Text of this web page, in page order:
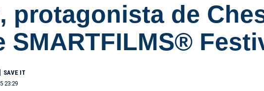
protagonista de
SMARTFILMS®️
23:29